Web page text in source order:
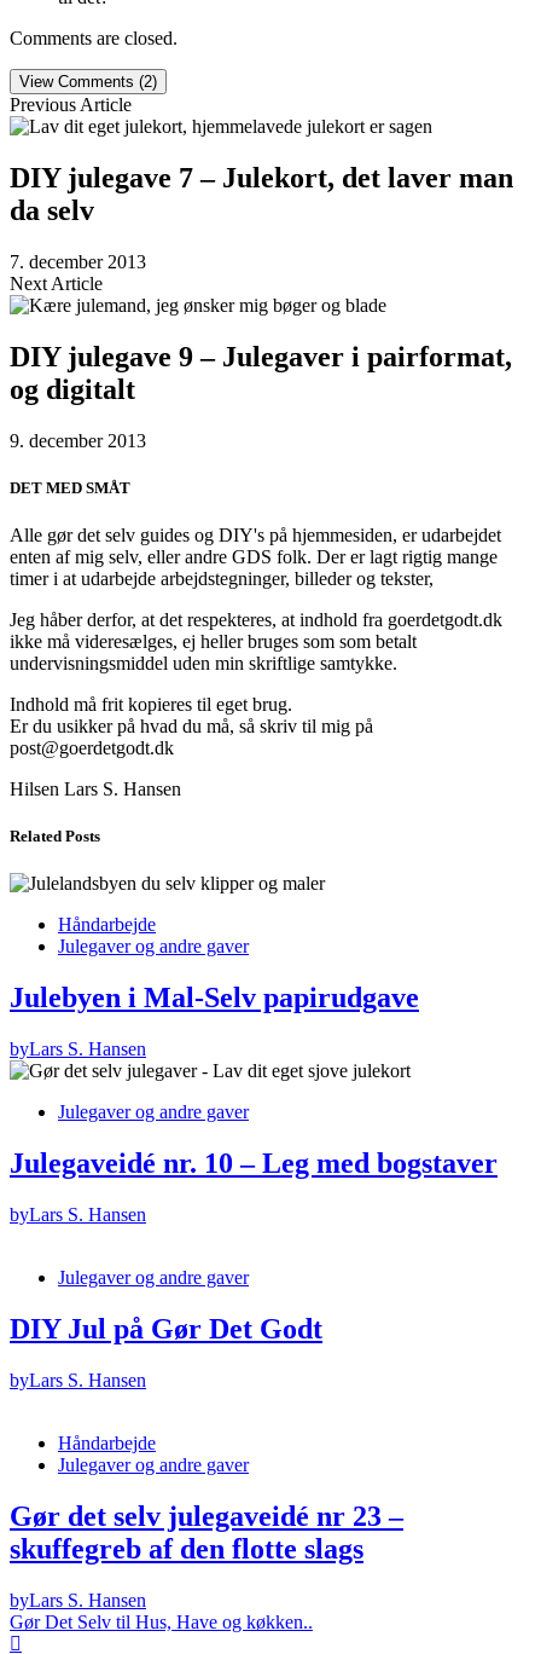
Comments are closed.
View Comments (2)
Previous Article
DIY julegave 7 – Julekort, det laver man
da selv
7. december 2013
Next Article
DIY julegave 9 – Julegaver i pairformat,
og digitalt
9. december 2013
DET MED SMÅT
Alle gør det selv guides og DIY's på hjemmesiden, er udarbejdet
enten af mig selv, eller andre GDS folk. Der er lagt rigtig mange
timer i at udarbejde arbejdstegninger, billeder og tekster,
Jeg håber derfor, at det respekteres, at indhold fra goerdetgodt.dk
ikke må videresælges, ej heller bruges som som betalt
undervisningsmiddel uden min skriftlige samtykke.
Indhold må frit kopieres til eget brug.
Er du usikker på hvad du må, så skriv til mig på
post@goerdetgodt.dk
Hilsen Lars S. Hansen
Related Posts
Håndarbejde
Julegaver og andre gaver
Julebyen i Mal-Selv papirudgave
byLars S. Hansen
Julegaver og andre gaver
Julegaveidé nr. 10 – Leg med bogstaver
byLars S. Hansen
Julegaver og andre gaver
DIY Jul på Gør Det Godt
byLars S. Hansen
Håndarbejde
Julegaver og andre gaver
Gør det selv julegaveidé nr 23 –
skuffegreb af den flotte slags
byLars S. Hansen
Gør Det Selv til Hus, Have og køkken..